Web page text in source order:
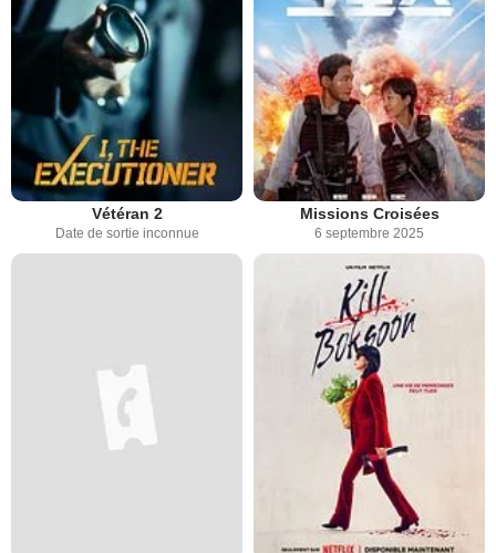
Vétéran 2
Date de sortie inconnue
Missions Croisées
6 septembre 2025